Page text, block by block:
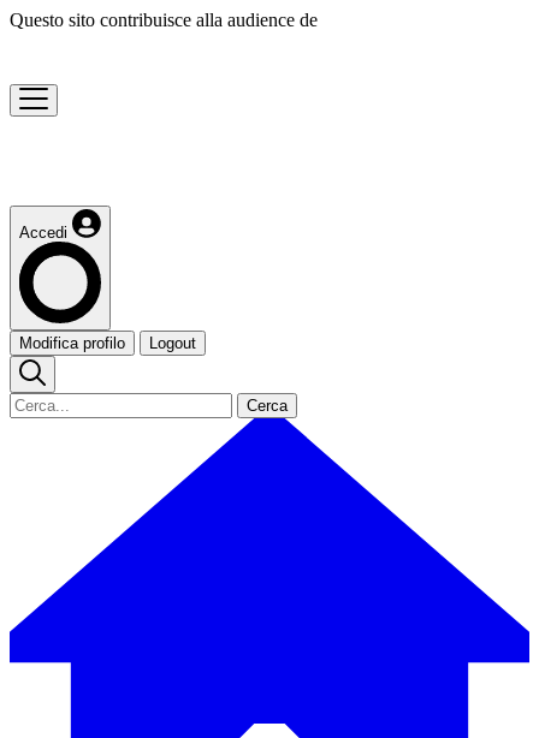
Questo sito contribuisce alla audience de
Accedi
Modifica profilo Logout
Cerca